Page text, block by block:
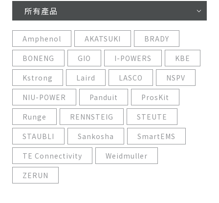
所有產品
Amphenol AKATSUKI
BRADY
BONENG
GIO I-POWERS
KBE
Kstrong
Laird LASCO
NSPV
NIU-POWER
Panduit
ProsKit
Runge
RENNSTEIG
STEUTE
STAUBLI
Sankosha
SmartEMS
TE Connectivity
Weidmuller
ZERUN